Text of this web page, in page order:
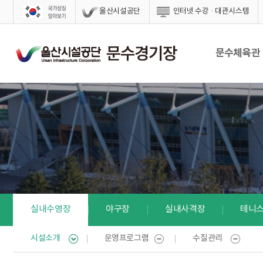
스킵네비게이션 울산시설공단 인터넷 수강·대관시스템
문수체육관
실내수영장
시설소개 운영프로그램 수질관리
야구장 실내사격장 테니